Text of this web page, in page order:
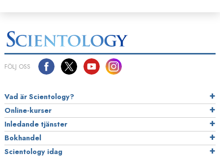
FÖLJ OSS
Vad är Scientology?
Online-kurser
Inledande tjänster
Bokhandel
Scientology idag